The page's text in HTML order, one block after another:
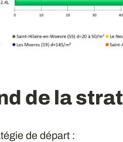
de la
de départ :